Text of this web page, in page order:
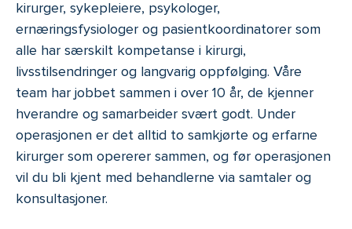
kirurger, sykepleiere, psykologer,
ernæringsfysiologer og pasientkoordinatorer som
alle har særskilt kompetanse i kirurgi,
livsstilsendringer og langvarig oppfølging. Våre
team har jobbet sammen i over 10 år, de kjenner
hverandre og samarbeider svært godt. Under
operasjonen er det alltid to samkjørte og erfarne
kirurger som opererer sammen, og før operasjonen
vil du bli kjent med behandlerne via samtaler og
konsultasjoner.